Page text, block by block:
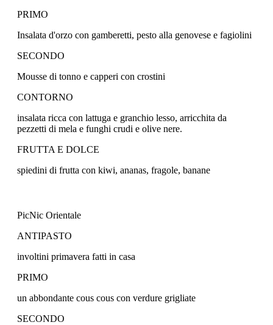
PRIMO
Insalata d'orzo con gamberetti, pesto alla genovese e fagiolini
SECONDO
Mousse di tonno e capperi con crostini
CONTORNO
insalata ricca con lattuga e granchio lesso, arricchita da
pezzetti di mela e funghi crudi e olive nere.
FRUTTA E DOLCE
spiedini di frutta con kiwi, ananas, fragole, banane
PicNic Orientale
ANTIPASTO
involtini primavera fatti in casa
PRIMO
un abbondante cous cous con verdure grigliate
SECONDO